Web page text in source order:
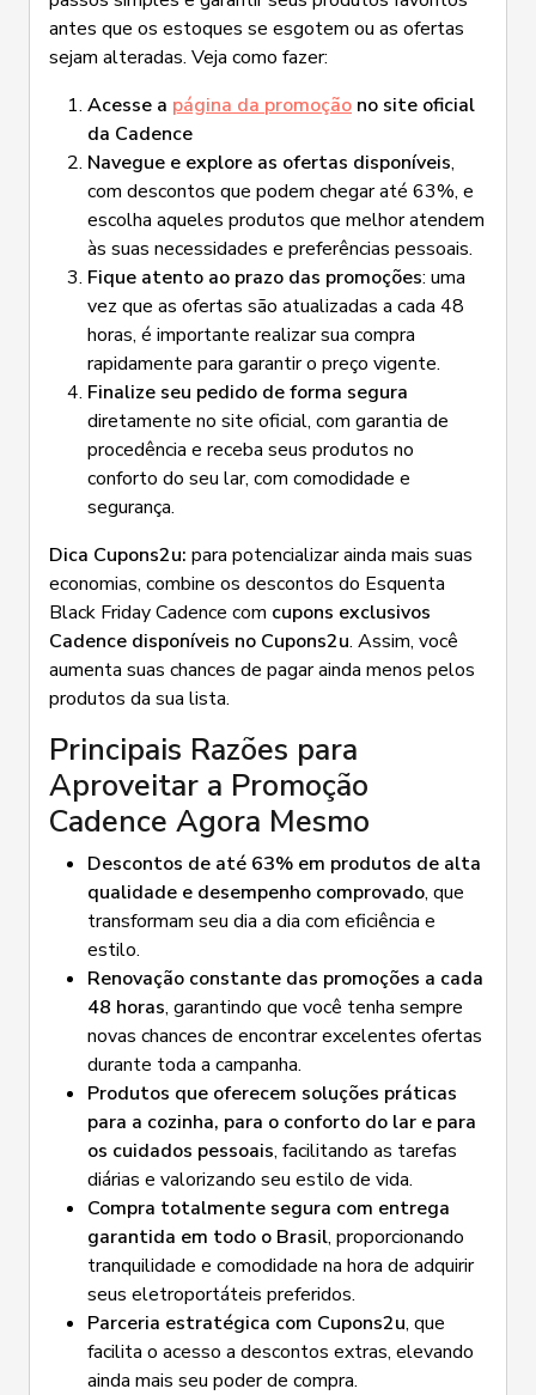
antes que os estoques se esgotem ou as ofertas
sejam alteradas. Veja como fazer:
Acesse a página da promoção no site oficial
da Cadence
Navegue e explore as ofertas disponíveis,
com descontos que podem chegar até 63%, e
escolha aqueles produtos que melhor atendem
às suas necessidades e preferências pessoais.
Fique atento ao prazo das promoções: uma
vez que as ofertas são atualizadas a cada 48
horas, é importante realizar sua compra
rapidamente para garantir o preço vigente.
Finalize seu pedido de forma segura
diretamente no site oficial, com garantia de
procedência e receba seus produtos no
conforto do seu lar, com comodidade e
segurança.
Dica Cupons2u: para potencializar ainda mais suas
economias, combine os descontos do Esquenta
Black Friday Cadence com cupons exclusivos
Cadence disponíveis no Cupons2u. Assim, você
aumenta suas chances de pagar ainda menos pelos
produtos da sua lista.
Principais Razões para
Aproveitar a Promoção
Cadence Agora Mesmo
Descontos de até 63% em produtos de alta
qualidade e desempenho comprovado, que
transformam seu dia a dia com eficiência e
estilo.
Renovação constante das promoções a cada
48 horas, garantindo que você tenha sempre
novas chances de encontrar excelentes ofertas
durante toda a campanha.
Produtos que oferecem soluções práticas
para a cozinha, para o conforto do lar e para
os cuidados pessoais, facilitando as tarefas
diárias e valorizando seu estilo de vida.
Compra totalmente segura com entrega
garantida em todo o Brasil, proporcionando
tranquilidade e comodidade na hora de adquirir
seus eletroportáteis preferidos.
Parceria estratégica com Cupons2u, que
facilita o acesso a descontos extras, elevando
ainda mais seu poder de compra.